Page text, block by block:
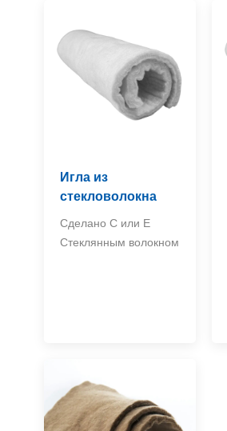
Игла из
стекловолокна
Сделано C или E
Стеклянным волокном